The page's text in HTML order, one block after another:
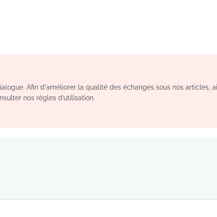
Afin d'améliorer la qualité des échanges sous nos articles,
nos règles d’utilisation.